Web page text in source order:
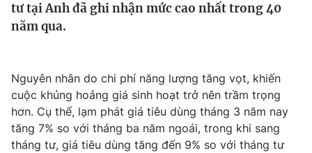
Thế giới
Thế giới đó đây
Câu chuyện quốc tế
Tài chính
Thị trường
Góc doanh nghiệp
Dữ liệu và đời sống
Truyền hình
tư tại Anh đã ghi nhận mức cao nhất trong 40
năm qua.
Nguyên nhân do chi phí năng lượng tăng vọt, khiến
cuộc khủng hoảng giá sinh hoạt trở nên trầm trọng
hơn. Cụ thể, lạm phát giá tiêu dùng tháng 3 năm nay
tăng 7% so với tháng ba năm ngoái, trong khi sang
tháng tư, giá tiêu dùng tăng đến 9% so với tháng tư